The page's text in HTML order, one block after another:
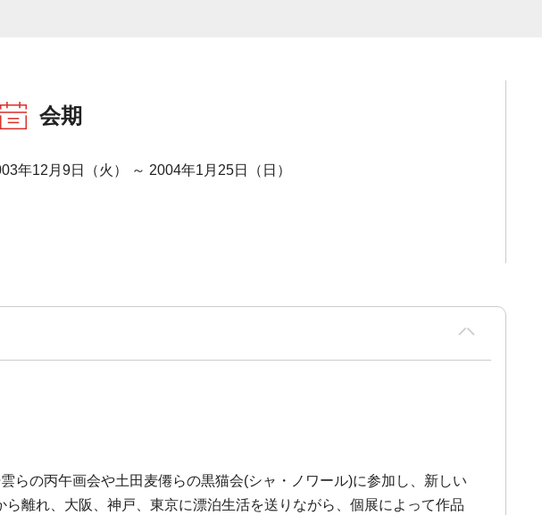
会期
年12月9日（火） ～ 2004年1月25日（日）
らの丙午画会や土田麦僊らの黒猫会(シャ・ノワール)に参加し、新しい
離れ、大阪、神戸、東京に漂泊生活を送りながら、個展によって作品